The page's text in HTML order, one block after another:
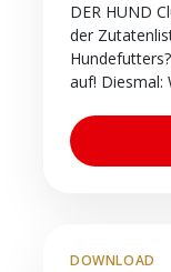
DER HUND
der
auf! Diesmal:
DOWNLOAD